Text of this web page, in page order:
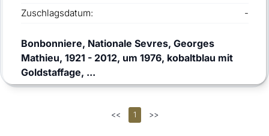
Zuschlagsdatum:
-
Bonbonniere, Nationale Sevres, Georges
Mathieu, 1921 - 2012, um 1976, kobaltblau mit
Goldstaffage, ...
<< 1 >>